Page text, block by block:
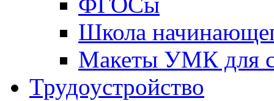
Школа
Макеты УМК для
Трудоустройство